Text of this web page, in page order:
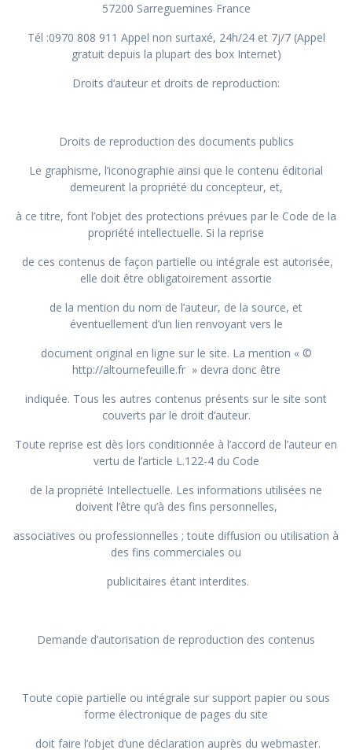
57200 Sarreguemines France
Tél :0970 808 911 Appel non surtaxé, 24h/24 et 7j/7 (Appel
gratuit depuis la plupart des box Internet)
Droits d’auteur et droits de reproduction:
Droits de reproduction des documents publics
Le graphisme, l’iconographie ainsi que le contenu éditorial
demeurent la propriété du concepteur, et,
à ce titre, font l’objet des protections prévues par le Code de la
propriété intellectuelle. Si la reprise
de ces contenus de façon partielle ou intégrale est autorisée,
elle doit être obligatoirement assortie
de la mention du nom de l’auteur, de la source, et
éventuellement d’un lien renvoyant vers le
document original en ligne sur le site. La mention « ©
http://altournefeuille.fr » devra donc être
indiquée. Tous les autres contenus présents sur le site sont
couverts par le droit d’auteur.
Toute reprise est dès lors conditionnée à l’accord de l’auteur en
vertu de l’article L.122-4 du Code
de la propriété Intellectuelle. Les informations utilisées ne
doivent l’être qu’à des fins personnelles,
associatives ou professionnelles ; toute diffusion ou utilisation à
des fins commerciales ou
publicitaires étant interdites.
Demande d’autorisation de reproduction des contenus
Toute copie partielle ou intégrale sur support papier ou sous
forme électronique de pages du site
doit faire l’objet d’une déclaration auprès du webmaster.